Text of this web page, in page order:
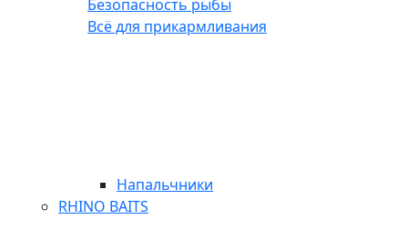
Безопасность рыбы
Всё для прикармливания
Напальчники
RHINO BAITS